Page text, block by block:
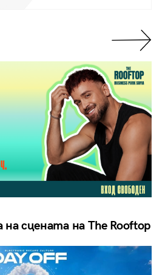
на сцената на The Rooftop